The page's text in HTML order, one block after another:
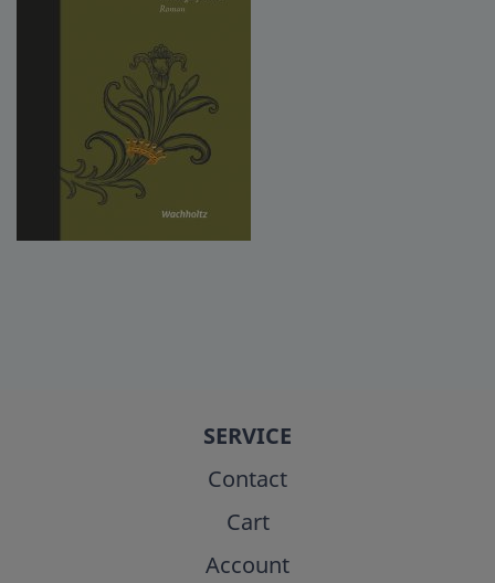
SERVICE
Contact
Cart
Account